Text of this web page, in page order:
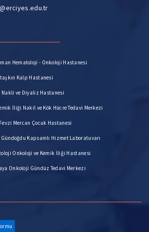
Hematoloji - Onkoloji Hastanesi
Kalp Hastanesi
Nakli ve Diyaliz Hastanesi
İliği Nakil ve Kök Hücre Tedavi Merkezi
Mercan Çocuk Hastanesi
Kapsamlı Hizmet Laboratuvarı
Onkoloji ve Kemik İliği Hastanesi
Onkoloji Gündüz Tedavi Merkezi